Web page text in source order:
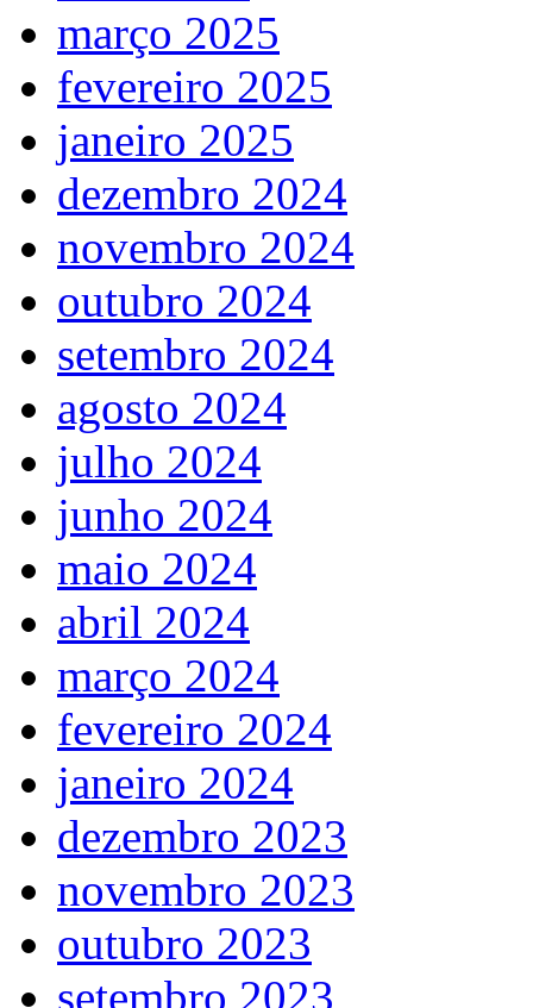
março 2025
fevereiro 2025
janeiro 2025
dezembro 2024
novembro 2024
outubro 2024
setembro 2024
agosto 2024
julho 2024
junho 2024
maio 2024
abril 2024
março 2024
fevereiro 2024
janeiro 2024
dezembro 2023
novembro 2023
outubro 2023
setembro 2023